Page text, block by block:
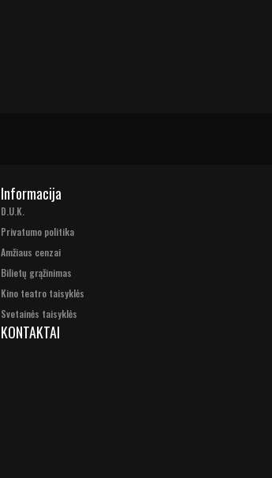
Informacija
D.U.K.
Privatumo politika
Amžiaus cenzai
Bilietų grąžinimas
Kino teatro taisyklės
Svetainės taisyklės
KONTAKTAI